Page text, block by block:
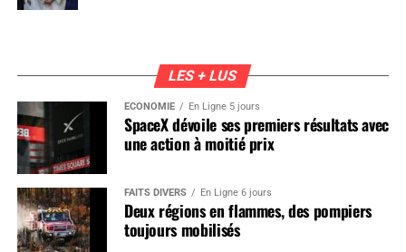
LES + LUS
ÉCONOMIE En Ligne 5 jours
SpaceX dévoile ses premiers résultats avec
une action à moitié prix
FAITS DIVERS En Ligne 6 jours
Deux régions en flammes, des pompiers
toujours mobilisés